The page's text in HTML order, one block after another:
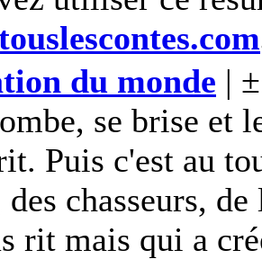
du monde |
se brise et
Puis c'est au
des chasseurs,
rit mais qui a